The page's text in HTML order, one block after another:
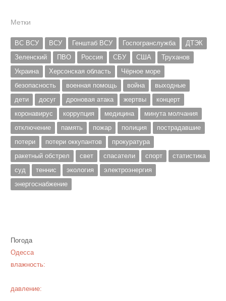
Метки
ВС ВСУ ВСУ Генштаб ВСУ Госпогранслужба
ДТЭК
Зеленский
ПВО Россия СБУ США
Труханов
Украина
Херсонская область
Чёрное море
безопасность
военная помощь война
выходные
дети
досуг дроновая атака жертвы
концерт
коронавирус
коррупция медицина
минута молчания
отключение
память пожар полиция
пострадавшие
потери
потери оккупантов
прокуратура
ракетный обстрел
свет спасатели спорт
статистика
суд
теннис экология
электроэнергия
энергоснабжение
Погода
Одесса
влажность:
давление: